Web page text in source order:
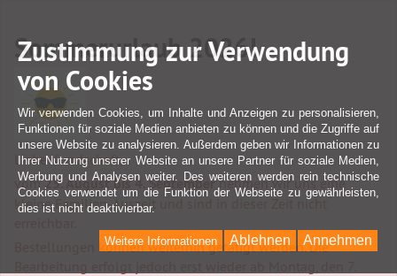
Sommerurlaub 2026!
Liebe Kundschaft,
vom25. August bis 4. Septembernehmen wir uns eine
kleine Familien-Auszeit und sind in dieser Zeit nicht
Bestellungen können weiterhin getätigt werden. Die
Zustimmung zur Verwendung
von Cookies
Wir verwenden Cookies, um Inhalte und Anzeigen zu personalisieren,
Funktionen für soziale Medien anbieten zu können und die Zugriffe auf
unsere Website zu analysieren. Außerdem geben wir Informationen zu
Ihrer Nutzung unserer Website an unsere Partner für soziale Medien,
Werbung und Analysen weiter. Des weiteren werden rein technische
Cookies verwendet um die Funktion der Webseite zu gewährleisten,
dies ist nicht deaktivierbar.
Annehmen
Ablehnen
Weitere Informationen